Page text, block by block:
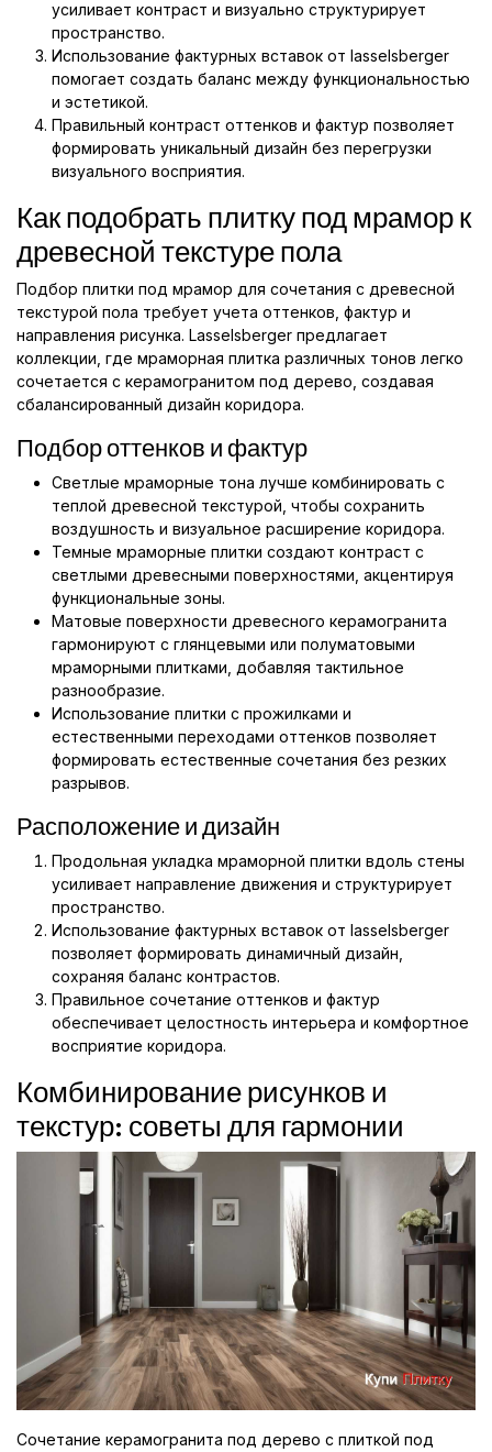
усиливает контраст и визуально структурирует
пространство.
Использование фактурных вставок от lasselsberger
помогает создать баланс между функциональностью
и эстетикой.
Правильный контраст оттенков и фактур позволяет
формировать уникальный дизайн без перегрузки
визуального восприятия.
Как подобрать плитку под мрамор к
древесной текстуре пола
Подбор плитки под мрамор для сочетания с древесной
текстурой пола требует учета оттенков, фактур и
направления рисунка. Lasselsberger предлагает
коллекции, где мраморная плитка различных тонов легко
сочетается с керамогранитом под дерево, создавая
сбалансированный дизайн коридора.
Подбор оттенков и фактур
Светлые мраморные тона лучше комбинировать с
теплой древесной текстурой, чтобы сохранить
воздушность и визуальное расширение коридора.
Темные мраморные плитки создают контраст с
светлыми древесными поверхностями, акцентируя
функциональные зоны.
Матовые поверхности древесного керамогранита
гармонируют с глянцевыми или полуматовыми
мраморными плитками, добавляя тактильное
разнообразие.
Использование плитки с прожилками и
естественными переходами оттенков позволяет
формировать естественные сочетания без резких
разрывов.
Расположение и дизайн
Продольная укладка мраморной плитки вдоль стены
усиливает направление движения и структурирует
пространство.
Использование фактурных вставок от lasselsberger
позволяет формировать динамичный дизайн,
сохраняя баланс контрастов.
Правильное сочетание оттенков и фактур
обеспечивает целостность интерьера и комфортное
восприятие коридора.
Комбинирование рисунков и
текстур: советы для гармонии
Сочетание керамогранита под дерево с плиткой под